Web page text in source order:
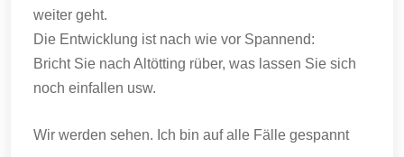
weiter geht.
Die Entwicklung ist nach wie vor Spannend:
Bricht Sie nach Altötting rüber, was lassen Sie sich
noch einfallen usw.
Wir werden sehen. Ich bin auf alle Fälle gespannt